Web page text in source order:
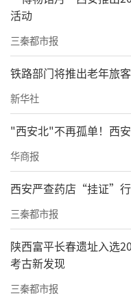
【提醒警示】
商家发布广告时应
器械广告外，其
治疗功能，并不得
的商品与药品、医
来源：杨凌市场监
活动
三秦都市报
铁路部门将推出老年旅
新华社
"西安北"不再孤单！西
华商报
西安严查药店“挂证”
三秦都市报
陕西富平长春遗址入选
考古新发现
三秦都市报